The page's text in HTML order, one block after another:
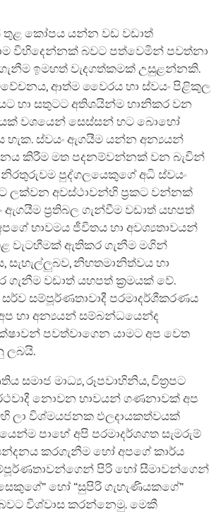
තුළ කෝපය යන්න වඩ වඩාත්
විහිදෙන්නක් බවට පත්වෙමින් පවත්නා
ඉමහත් වැදගත්කමක් උසුළන්නකි.
ආත්ම වෛරය හා ස්වයං පිළිකුල
හා සතුටට අතිශයින්ම හානිකර වන
වශයෙන් සෙස්සන් හට බොහෝ
හැක. ස්වයං ඇගයීම යන්න අන්‍යයන්
කිරීම මත පදනම්වන්නක් වන බැවින්
නිරතුරුවම පුද්ගලයෙකුගේ අධි ස්වයං
ලක්වන අවස්ථාවන්හි ප්‍රකට වන්නක්
ඇගයීම ප්‍රතිබල ගැන්වීම වඩාත් යහපත්
භාවමය ජීවිතය හා අවශ්‍යතාවයන්
වැටහීමක් ඇතිකර ගැනීම මගින්
සැහැල්ලුබව, නිහතමානිත්වය හා
වඩාත් යහපත් ක්‍රමයක් වේ.
සම්පූර්ණතාවාදී පරමාදර්ශීකරණය
හා අන්‍යයන් සම්බන්ධයෙන්ද
පවත්වාගෙන යාමට අප වෙත
ලබයි.
සමාජ මාධ්‍ය, රූපවාහිනිය, චිත්‍රපට
නොවන භාවයන් ගණනාවක් අප
ලා විශ්මයජනක ඵලදායකත්වයක්
පාහේ අපි පරමාදර්ශගත සැමරුම්
කරගැනීම හෝ අපගේ කාර්ය
පිරි හෝ සීමාවන්ගෙන්
හෝ “සුපිරි ගැහැණියකගේ”
විශ්වාස කරන්නෙමු. මෙකී